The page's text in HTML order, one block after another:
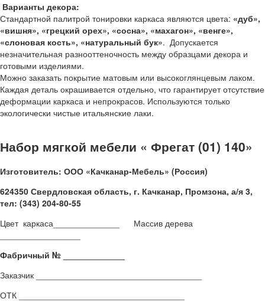
Варианты декора:
Стандартной палитрой тонировки каркаса являются цвета: «дуб»,
«вишня», «грецкий орех», «сосна», «махагон», «венге»,
«слоновая кость», «натуральный бук». Допускается
незначительная разнооттеночность между образцами декора и
готовыми изделиями.
Можно заказать покрытие матовым или высокоглянцевым лаком.
Каждая деталь окрашивается отдельно, что гарантирует отсутствие
деформации каркаса и непрокрасов. Используются только
экологически чистые итальянские лаки.
Набор мягкой мебели « Фрегат (01) 140»
Изготовитель: ООО «Качканар-Мебель» (Россия)
624350 Свердловская область, г. Качканар, Промзона, а/я 3,
тел: (343) 204-80-55
Цвет каркаса______________ Массив дерева
Фабричный № _____________
Заказчик ___________________________________
ОТК ___________________________________